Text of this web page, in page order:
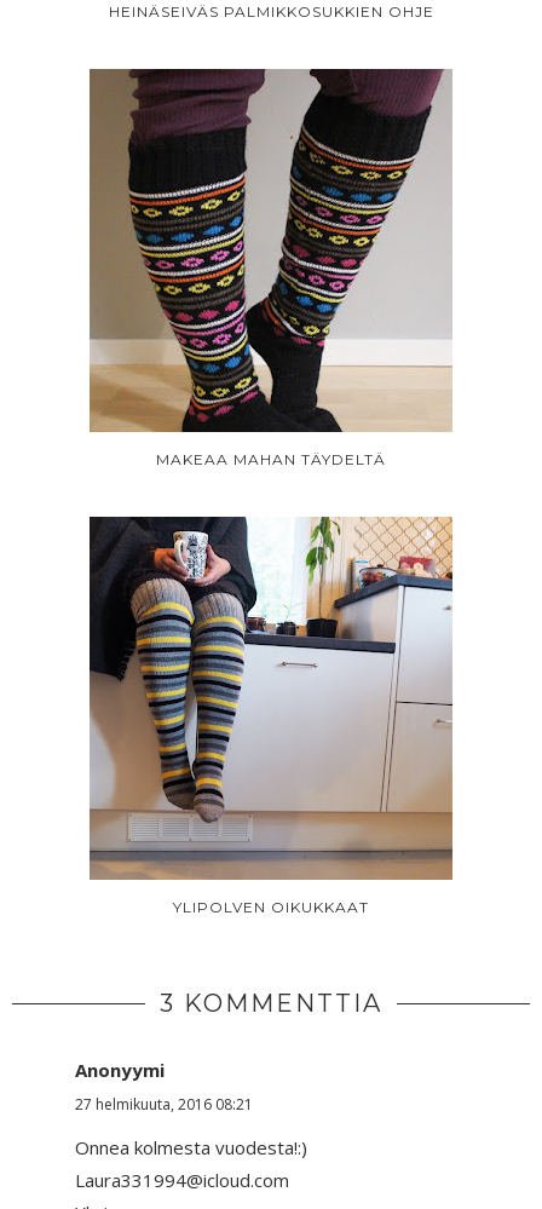
HEINÄSEIVÄS PALMIKKOSUKKIEN OHJE
MAKEAA MAHAN TÄYDELTÄ
YLIPOLVEN OIKUKKAAT
3 KOMMENTTIA
Anonyymi
27 helmikuuta, 2016 08:21
Onnea kolmesta vuodesta!:)
Laura331994@icloud.com